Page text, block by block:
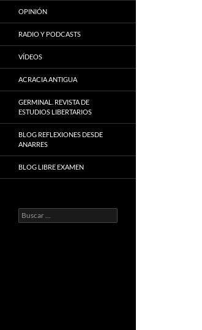
OPINIÓN
RADIO Y PODCASTS
VÍDEOS
ACRACIA ANTIGUA
GERMINAL. REVISTA DE
ESTUDIOS LIBERTARIOS
BLOG REFLEXIONES DESDE
ANARRES
BLOG LIBRE EXAMEN
Buscar: